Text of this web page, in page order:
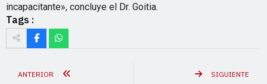
incapacitante», concluye el Dr. Goitia.
Tags :
ANTERIOR SIGUIENTE